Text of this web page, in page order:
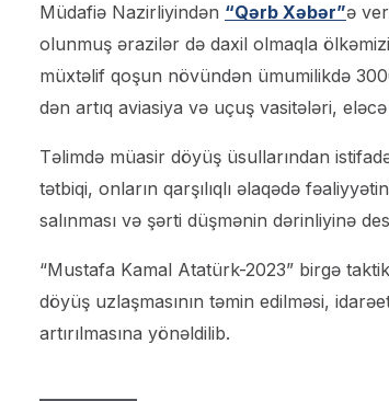
Müdafiə Nazirliyindən “Qərb Xəbər”ə
olunmuş ərazilər də daxil olmaqla
müxtəlif qoşun növündən ümumilikdə
dən artıq aviasiya və uçuş vasitələri,
Təlimdə müasir döyüş üsullarından
tətbiqi, onların qarşılıqlı əlaqədə
salınması və şərti düşmənin dərinliyinə
“Mustafa Kamal Atatürk-2023” birgə
döyüş uzlaşmasının təmin edilməsi,
artırılmasına yönəldilib.